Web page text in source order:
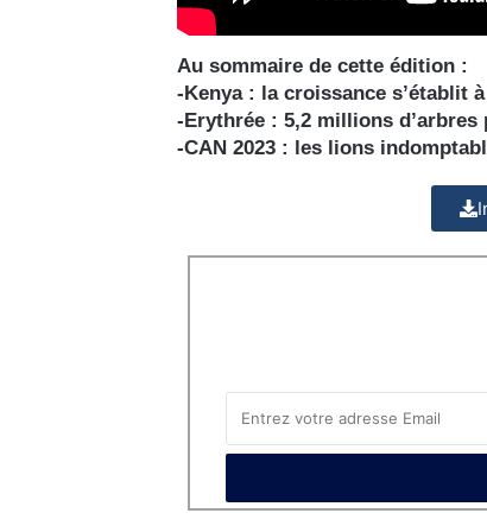
Au sommaire de cette édition :
-Kenya : la croissance s’établit
-Erythrée : 5,2 millions d’arbres
-CAN 2023 : les lions